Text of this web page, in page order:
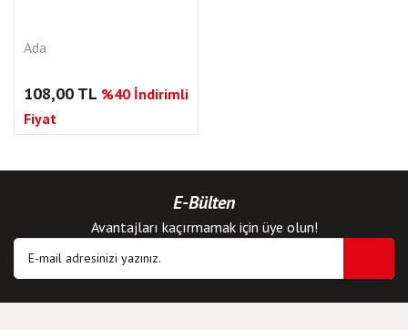
Ada
108,00 TL %40 İndirimli
Fiyat
E-Bülten
Avantajları kaçırmamak için üye olun!